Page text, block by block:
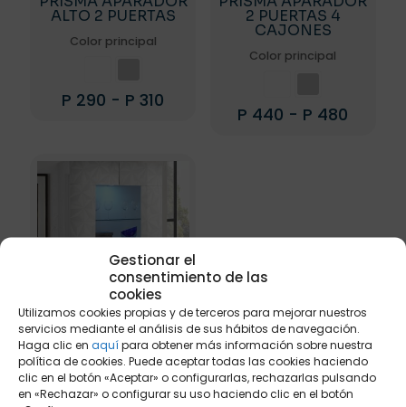
Gestionar el
consentimiento de las
cookies
Utilizamos cookies propias y de terceros para mejorar nuestros
servicios mediante el análisis de sus hábitos de navegación.
Haga clic en aquípara obtener más información sobre nuestra
política de cookies. Puede aceptar todas las cookies haciendo
clic en el botón «Aceptar» o configurarlas, rechazarlas pulsando
en «Rechazar» o configurar su uso haciendo clic en el botón
ALTO 2 PUERTAS
Color principal
P 290 - P 310
P 290
variantes.
opciones
se
pueden
elegir
en
la
página
de
producto
2 PUERTAS 4
CAJONES
Color principal
P 440 - P 480
opciones
en
la
página
de
producto
PRISMA VITRINA 2
PUERTAS